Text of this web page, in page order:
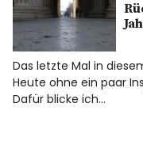
AKTUELLE
ÜBER
Das letzte Mal in
Heute ohne ein paar
Dafür blicke ich…